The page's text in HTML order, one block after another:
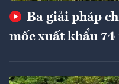
Ba giải pháp
mốc xuất khẩu 74